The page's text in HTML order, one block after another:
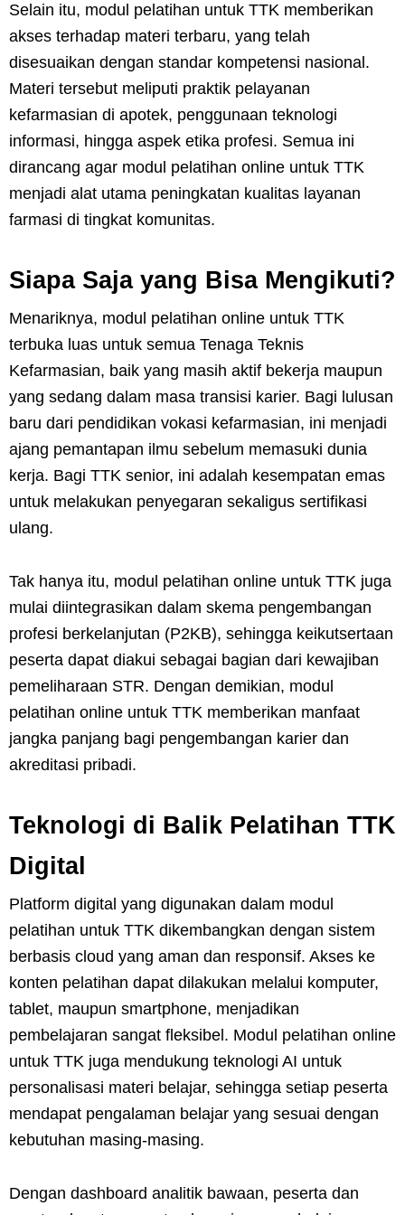
Selain itu, modul pelatihan untuk TTK memberikan
akses terhadap materi terbaru, yang telah
disesuaikan dengan standar kompetensi nasional.
Materi tersebut meliputi praktik pelayanan
kefarmasian di apotek, penggunaan teknologi
informasi, hingga aspek etika profesi. Semua ini
dirancang agar modul pelatihan online untuk TTK
menjadi alat utama peningkatan kualitas layanan
farmasi di tingkat komunitas.
Siapa Saja yang Bisa Mengikuti?
Menariknya, modul pelatihan online untuk TTK
terbuka luas untuk semua Tenaga Teknis
Kefarmasian, baik yang masih aktif bekerja maupun
yang sedang dalam masa transisi karier. Bagi lulusan
baru dari pendidikan vokasi kefarmasian, ini menjadi
ajang pemantapan ilmu sebelum memasuki dunia
kerja. Bagi TTK senior, ini adalah kesempatan emas
untuk melakukan penyegaran sekaligus sertifikasi
ulang.
Tak hanya itu, modul pelatihan online untuk TTK juga
mulai diintegrasikan dalam skema pengembangan
profesi berkelanjutan (P2KB), sehingga keikutsertaan
peserta dapat diakui sebagai bagian dari kewajiban
pemeliharaan STR. Dengan demikian, modul
pelatihan online untuk TTK memberikan manfaat
jangka panjang bagi pengembangan karier dan
akreditasi pribadi.
Teknologi di Balik Pelatihan TTK
Digital
Platform digital yang digunakan dalam modul
pelatihan untuk TTK dikembangkan dengan sistem
berbasis cloud yang aman dan responsif. Akses ke
konten pelatihan dapat dilakukan melalui komputer,
tablet, maupun smartphone, menjadikan
pembelajaran sangat fleksibel. Modul pelatihan online
untuk TTK juga mendukung teknologi AI untuk
personalisasi materi belajar, sehingga setiap peserta
mendapat pengalaman belajar yang sesuai dengan
kebutuhan masing-masing.
Dengan dashboard analitik bawaan, peserta dan